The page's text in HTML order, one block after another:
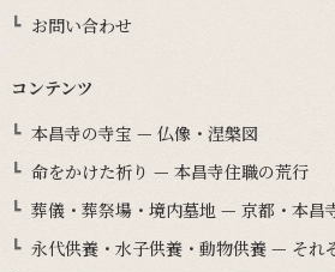
お問い合わせ
コンテンツ
本昌寺の寺宝 — 仏像・涅槃図
命をかけた祈り — 本昌寺住職の荒行
葬儀・葬祭場・境内墓地 — 京都・本昌
永代供養・水子供養・動物供養 — それ